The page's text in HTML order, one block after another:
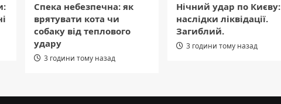
Спека небезпечна: як
врятувати кота чи
собаку від теплового
удару
3 години тому назад
Нічний удар по Києву:
наслідки ліквідації.
Загиблий.
3 години тому назад